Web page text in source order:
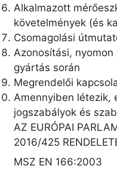
Alkalmazott
követelmények (és
Csomagolási
Azonosítási,
gyártás során
Megrendelői
Amennyiben létezik,
jogszabályok és
AZ EURÓPAI
2016/425
MSZ EN 166:2003